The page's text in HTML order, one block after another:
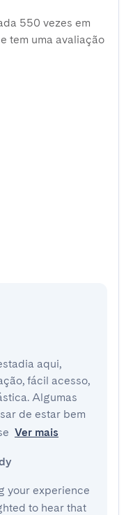
550 vezes em
tem uma avaliação
aqui,
fácil acesso,
Algumas
de estar bem
Ver mais
your experience
to hear that